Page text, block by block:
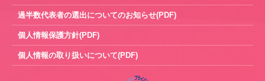
過半数代表者の選出についてのお知らせ(PDF)
個人情報保護方針(PDF)
個人情報の取り扱いについて(PDF)